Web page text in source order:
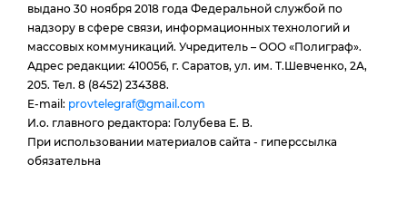
выдано 30 ноября 2018 года Федеральной службой по
надзору в сфере связи, информационных технологий и
массовых коммуникаций. Учредитель – ООО «Полиграф».
Адрес редакции: 410056, г. Саратов, ул. им. Т.Шевченко, 2А,
205. Тел. 8 (8452) 234388.
E-mail: provtelegraf@gmail.com
И.о. главного редактора: Голубева Е. В.
При использовании материалов сайта - гиперссылка
обязательна